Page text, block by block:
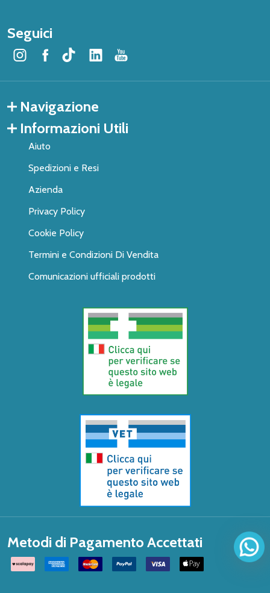
Seguici
Navigazione
Informazioni Utili
Aiuto
Spedizioni e Resi
Azienda
Privacy Policy
Cookie Policy
Termini e Condizioni Di Vendita
Comunicazioni ufficiali prodotti
Metodi di Pagamento Accettati